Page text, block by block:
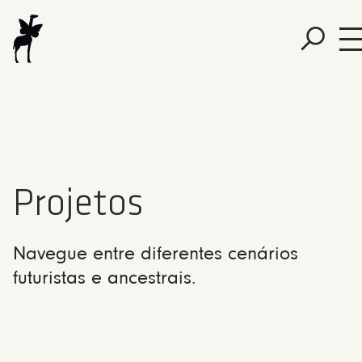
Projetos
Navegue entre diferentes cenários
futuristas e ancestrais.